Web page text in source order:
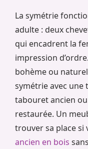
La symétrie
adulte : deux
qui encadrent la
impression
bohème ou
symétrie avec une
tabouret ancien
restaurée. Un
trouver sa place si
ancien en bois